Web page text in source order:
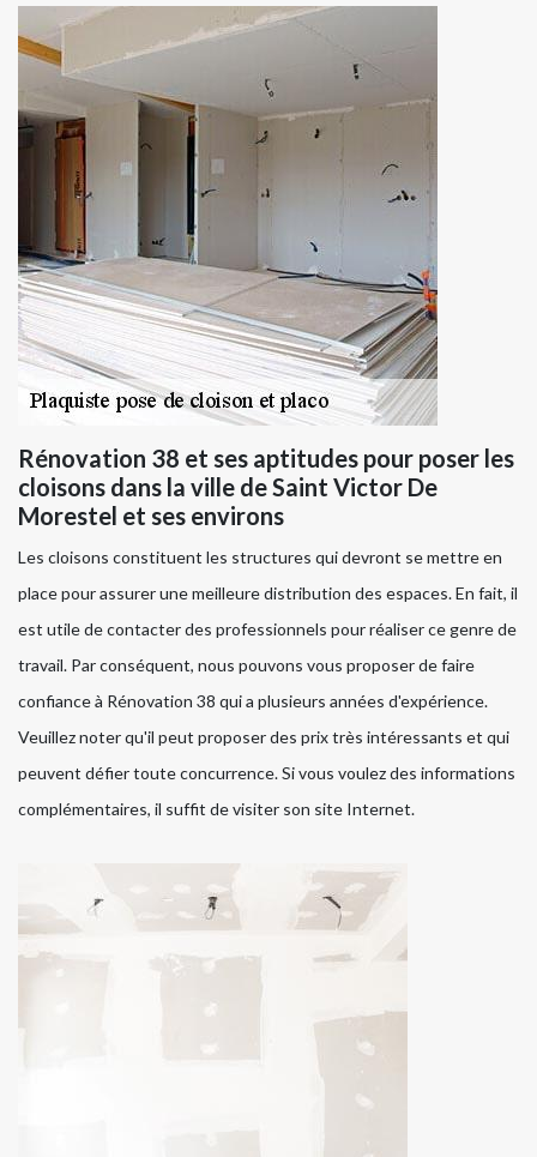
Rénovation 38 et ses aptitudes pour poser les
cloisons dans la ville de Saint Victor De
Morestel et ses environs
Les cloisons constituent les structures qui devront se mettre en
place pour assurer une meilleure distribution des espaces. En fait, il
est utile de contacter des professionnels pour réaliser ce genre de
travail. Par conséquent, nous pouvons vous proposer de faire
confiance à Rénovation 38 qui a plusieurs années d'expérience.
Veuillez noter qu'il peut proposer des prix très intéressants et qui
peuvent défier toute concurrence. Si vous voulez des informations
complémentaires, il suffit de visiter son site Internet.